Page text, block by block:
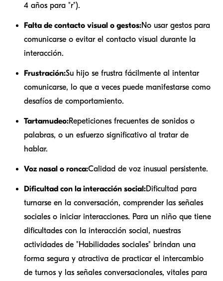
4 años para "r").
Falta de contacto visual o gestos:No usar gestos para
comunicarse o evitar el contacto visual durante la
interacción.
Frustración:Su hijo se frustra fácilmente al intentar
comunicarse, lo que a veces puede manifestarse como
desafíos de comportamiento.
Tartamudeo:Repeticiones frecuentes de sonidos o
palabras, o un esfuerzo significativo al tratar de
hablar.
Voz nasal o ronca:Calidad de voz inusual persistente.
Dificultad con la interacción social:Dificultad para
turnarse en la conversación, comprender las señales
sociales o iniciar interacciones. Para un niño que tiene
dificultades con la interacción social, nuestras
actividades de "Habilidades sociales" brindan una
forma segura y atractiva de practicar el intercambio
de turnos y las señales conversacionales, vitales para